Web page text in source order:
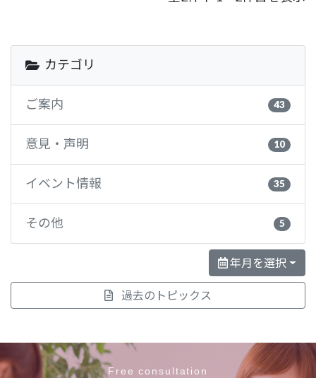
カテゴリ
ご案内 43
意見・声明 10
イベント情報 35
その他 5
年月を選択
過去のトピックス
Free consultation